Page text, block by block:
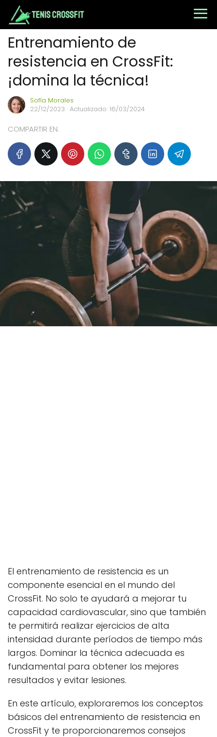
Entrenamiento de
resistencia en CrossFit:
¡domina la técnica!
Sofía Morales
22/12/2023 · Actualizado: 16/03/2024
COMPARTIR EN:
El entrenamiento de resistencia es un
componente esencial en el mundo del
CrossFit. No solo te ayudará a mejorar tu
capacidad cardiovascular, sino que también
te permitirá realizar ejercicios de alta
intensidad durante períodos de tiempo más
largos. Dominar la técnica adecuada es
fundamental para obtener los mejores
resultados y evitar lesiones.
En este artículo, exploraremos los conceptos
básicos del entrenamiento de resistencia en
CrossFit y te proporcionaremos consejos